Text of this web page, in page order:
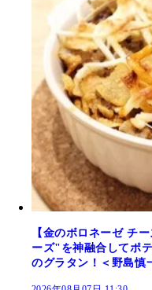
【金のボロネーゼ チ
ーズ"を神融合してポ
のグラタン！＜野島慎